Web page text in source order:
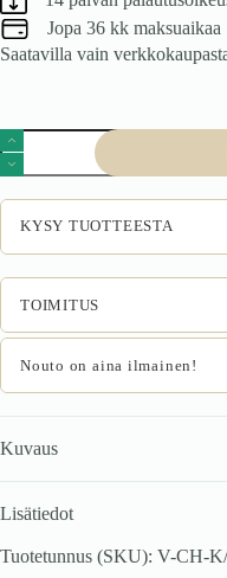
Jopa 36 kk maksuaikaa
Saatavilla vain
Ruokatuoli
K496
harmaa
määrä
KYSY TUOTTEESTA
TOIMITUS
Nouto on aina ilmainen!
Kuvaus
Lisätiedot
Tuotetunnus (SKU): V-CH-